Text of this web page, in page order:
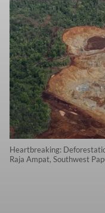
Heartbreaking:
Raja Ampat, Southwest